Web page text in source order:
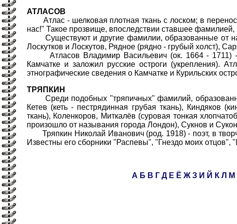
АТЛАСОВ
Атлас - шелковая плотная ткань с лоском; в
нас!" Такое прозвище, впоследствии ставшее фамилией,
Существуют и другие фамилии, образованные от
Лоскутков и Лоскутов, Рядное (рядно - грубый холст),
Атласов Владимир Васильевич (ок. 1664 - 1711) -
Камчатке и заложил русские остроги (укрепления).
этнографические сведения о Камчатке и Курильских
ТРЯПКИН
Среди подобных "тряпичных" фамилий,
Кетев (кеть - пестрядинная грубая ткань), Киндяков
ткань), Коленкоров, Миткалёв (суровая тонкая
произошло от называния города Лондон), Сукнов и
Тряпкин Николай Иванович (род. 1918) - поэт, в
Известны его сборники "Распевы", "Гнездо моих отцов",
А Б В Г Д Е Ё Ж З И Й К Л М